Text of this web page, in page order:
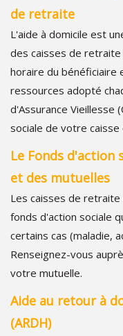
de retraite
L'aide à domicile est
des caisses de retraite
horaire du bénéficiaire
ressources adopté
d'Assurance Vieillesse
sociale de votre
Le Fonds d'action
et des mutuelles
Les caisses de
fonds d'action sociale
certains cas (maladie,
Renseignez-vous
votre mutuelle.
Aide au retour à
(ARDH)